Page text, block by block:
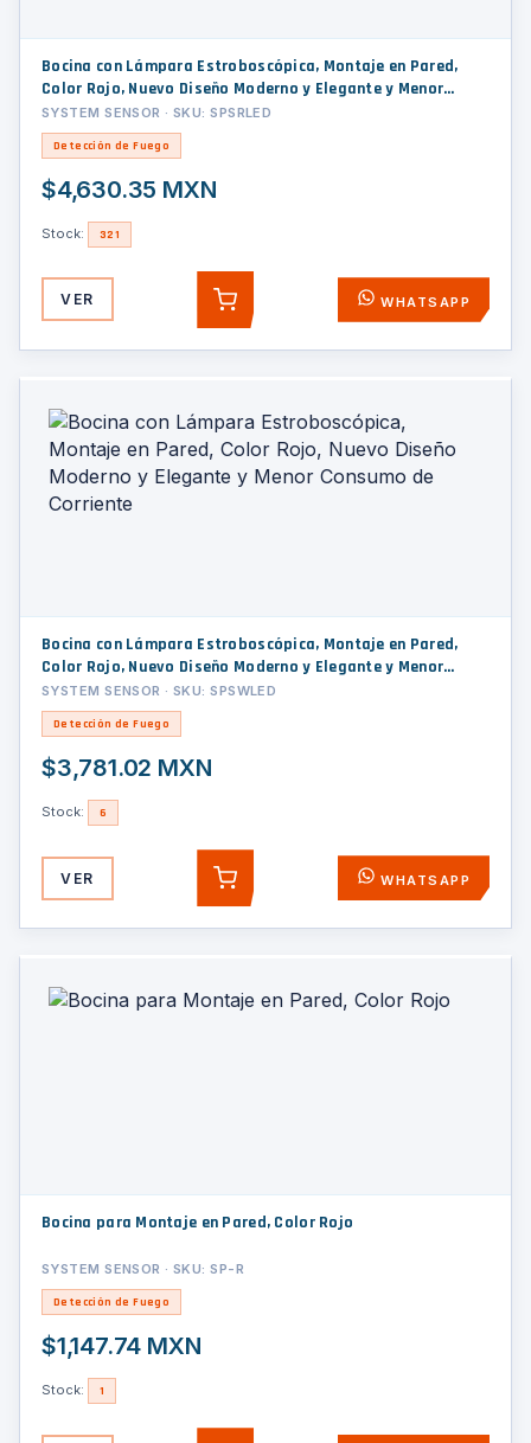
Bocina con Lámpara Estroboscópica, Montaje en Pared,
Color Rojo, Nuevo Diseño Moderno y Elegante y Menor
Consumo de Corriente
SYSTEM SENSOR · SKU: SPSRLED
Detección de Fuego
$4,630.35 MXN
Stock: 321
VER AGREGAR WHATSAPP
Bocina con Lámpara Estroboscópica, Montaje en Pared,
Color Rojo, Nuevo Diseño Moderno y Elegante y Menor
Consumo de Corriente
SYSTEM SENSOR · SKU: SPSWLED
Detección de Fuego
$3,781.02 MXN
Stock: 6
VER AGREGAR WHATSAPP
Bocina para Montaje en Pared, Color Rojo
SYSTEM SENSOR · SKU: SP-R
Detección de Fuego
$1,147.74 MXN
Stock: 1